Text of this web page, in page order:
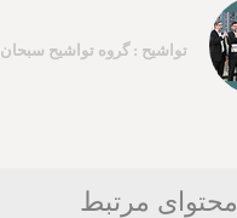
تواشیح : گروه تواشیح سبحان
محتوای مرتبط